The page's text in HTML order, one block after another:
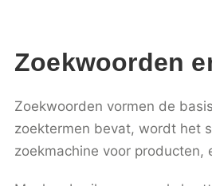
Zoekwoorden
Zoekwoorden vormen de
zoektermen bevat, wordt het
zoekmachine voor producten,